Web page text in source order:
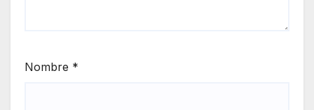
Nombre *